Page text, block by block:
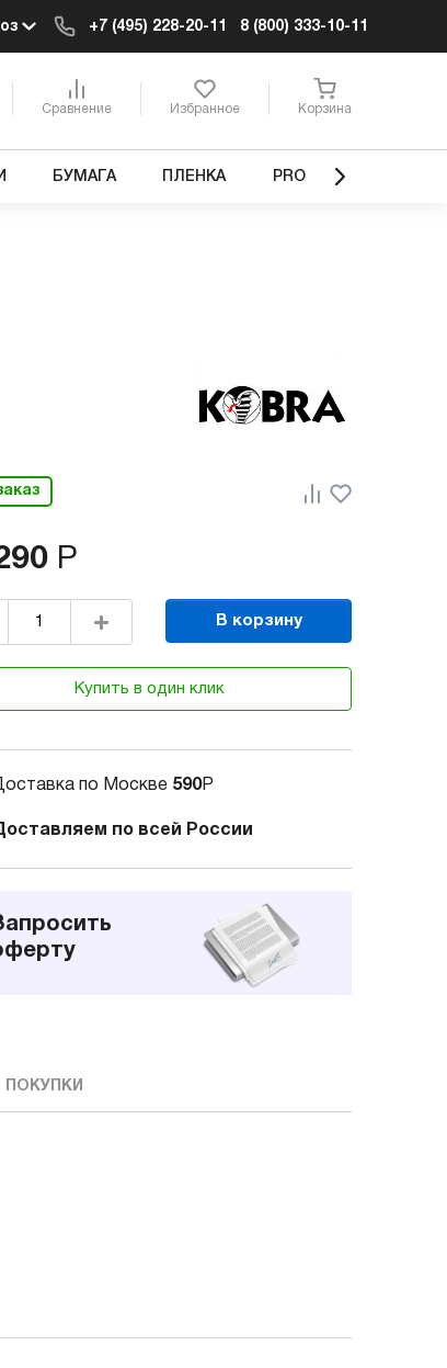
+7 (495) 228-20-11 8 (800) 333-10-11
Сравнение Избранное Корзина
БУМАГА ПЛЕНКА PRO
Р
В корзину
Купить в один клик
по Москве 590Р
по всей России
ПОКУПКИ